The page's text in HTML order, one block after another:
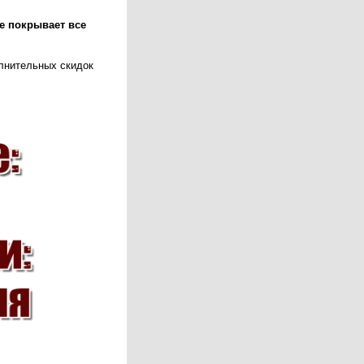
покрывает все
скидок